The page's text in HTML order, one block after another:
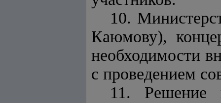
10.
Каюмову),
необходимости
с проведением
11. Решение